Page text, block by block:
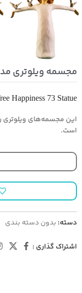
مجسمه ویلوتری
Happiness 73 Statue
این مجسمه‌های ویلوتری
است.
دسته: بدون دسته بندی
اشتراک گذاری :